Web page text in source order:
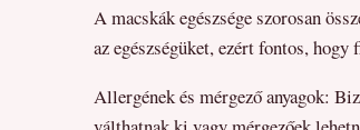
A macskák egészsége szorosan
az egészségüket, ezért fontos,
Allergének és mérgező anyagok: